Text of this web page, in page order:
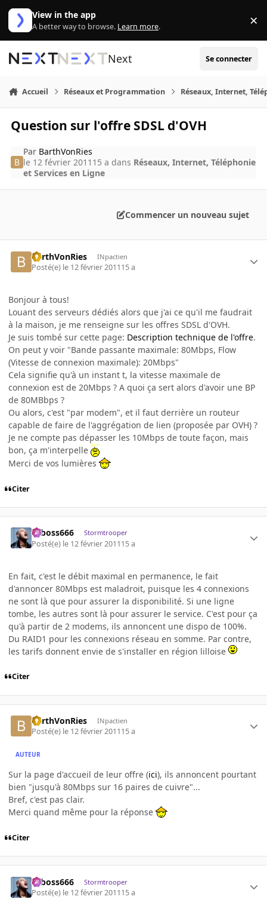
Aller au contenu
View in the app
A better way to browse. Learn more. ×
Next Se connecter
Accueil Réseaux et Programmation Réseaux, Internet,
Question sur l'offre SDSL d'OVH
Par BarthVonRies
le 12 février 2011 15 a dans Réseaux, Internet, Téléphonie
et Services en Ligne
Commencer un nouveau sujet
BarthVonRies INpactien
Posté(e) le 12 février 201115 a
Bonjour à tous!
Louant des serveurs dédiés alors que j'ai ce qu'il me faudrait
à la maison, je me renseigne sur les offres SDSL d'OVH.
Je suis tombé sur cette page: Description technique de l'offre.
On peut y voir "Bande passante maximale: 80Mbps, Flow
(Vitesse de connexion maximale): 20Mbps"
Cela signifie qu'à un instant t, la vitesse maximale de
connexion est de 20Mbps ? A quoi ça sert alors d'avoir une BP
de 80MBbps ?
Ou alors, c'est "par modem", et il faut derrière un routeur
capable de faire de l'aggrégation de lien (proposée par OVH) ?
Je ne compte pas dépasser les 10Mbps de toute façon, mais
bon, ça m'interpelle
Merci de vos lumières
Citer
seboss666 Stormtrooper
Posté(e) le 12 février 201115 a
En fait, c'est le débit maximal en permanence, le fait
d'annoncer 80Mbps est maladroit, puisque les 4 connexions
ne sont là que pour assurer la disponibilité. Si une ligne
tombe, les autres sont là pour assurer le service. C'est pour ça
qu'à partir de 2 modems, ils annoncent une dispo de 100%.
Du RAID1 pour les connexions réseau en somme. Par contre,
les tarifs donnent envie de s'installer en région lilloise
Citer
BarthVonRies INpactien
Posté(e) le 12 février 201115 a
AUTEUR
Sur la page d'accueil de leur offre (ici), ils annoncent pourtant
bien "jusqu'à 80Mbps sur 16 paires de cuivre"...
Bref, c'est pas clair.
Merci quand même pour la réponse
Citer
seboss666 Stormtrooper
Posté(e) le 12 février 201115 a